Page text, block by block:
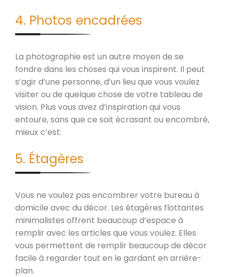
4. Photos encadrées
La photographie est un autre moyen de se
fondre dans les choses qui vous inspirent. Il peut
s’agir d’une personne, d’un lieu que vous voulez
visiter ou de quelque chose de votre tableau de
vision. Plus vous avez d’inspiration qui vous
entoure, sans que ce soit écrasant ou encombré,
mieux c’est.
5. Étagères
Vous ne voulez pas encombrer votre bureau à
domicile avec du décor. Les étagères flottantes
minimalistes offrent beaucoup d’espace à
remplir avec les articles que vous voulez. Elles
vous permettent de remplir beaucoup de décor
facile à regarder tout en le gardant en arrière-
plan.